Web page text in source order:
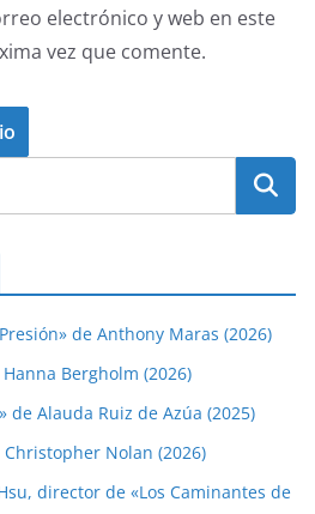
electrónico y web en este
vez que comente.
de Anthony Maras (2026)
Bergholm (2026)
de Alauda Ruiz de Azúa (2025)
Nolan (2026)
director de «Los Caminantes de